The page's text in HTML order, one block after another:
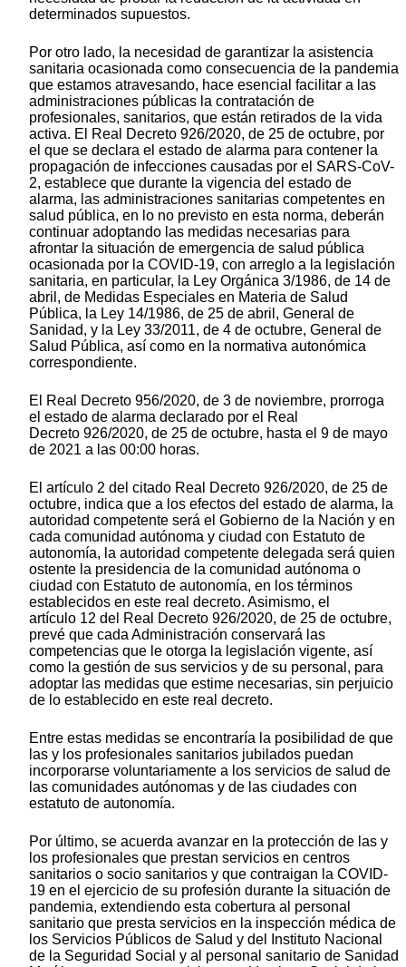
determinados supuestos.
Por otro lado, la necesidad de garantizar la asistencia
sanitaria ocasionada como consecuencia de la pandemia
que estamos atravesando, hace esencial facilitar a las
administraciones públicas la contratación de
profesionales, sanitarios, que están retirados de la vida
activa. El Real Decreto 926/2020, de 25 de octubre, por
el que se declara el estado de alarma para contener la
propagación de infecciones causadas por el SARS-CoV-
2, establece que durante la vigencia del estado de
alarma, las administraciones sanitarias competentes en
salud pública, en lo no previsto en esta norma, deberán
continuar adoptando las medidas necesarias para
afrontar la situación de emergencia de salud pública
ocasionada por la COVID-19, con arreglo a la legislación
sanitaria, en particular, la Ley Orgánica 3/1986, de 14 de
abril, de Medidas Especiales en Materia de Salud
Pública, la Ley 14/1986, de 25 de abril, General de
Sanidad, y la Ley 33/2011, de 4 de octubre, General de
Salud Pública, así como en la normativa autonómica
correspondiente.
El Real Decreto 956/2020, de 3 de noviembre, prorroga
el estado de alarma declarado por el Real
Decreto 926/2020, de 25 de octubre, hasta el 9 de mayo
de 2021 a las 00:00 horas.
El artículo 2 del citado Real Decreto 926/2020, de 25 de
octubre, indica que a los efectos del estado de alarma, la
autoridad competente será el Gobierno de la Nación y en
cada comunidad autónoma y ciudad con Estatuto de
autonomía, la autoridad competente delegada será quien
ostente la presidencia de la comunidad autónoma o
ciudad con Estatuto de autonomía, en los términos
establecidos en este real decreto. Asimismo, el
artículo 12 del Real Decreto 926/2020, de 25 de octubre,
prevé que cada Administración conservará las
competencias que le otorga la legislación vigente, así
como la gestión de sus servicios y de su personal, para
adoptar las medidas que estime necesarias, sin perjuicio
de lo establecido en este real decreto.
Entre estas medidas se encontraría la posibilidad de que
las y los profesionales sanitarios jubilados puedan
incorporarse voluntariamente a los servicios de salud de
las comunidades autónomas y de las ciudades con
estatuto de autonomía.
Por último, se acuerda avanzar en la protección de las y
los profesionales que prestan servicios en centros
sanitarios o socio sanitarios y que contraigan la COVID-
19 en el ejercicio de su profesión durante la situación de
pandemia, extendiendo esta cobertura al personal
sanitario que presta servicios en la inspección médica de
los Servicios Públicos de Salud y del Instituto Nacional
de la Seguridad Social y al personal sanitario de Sanidad